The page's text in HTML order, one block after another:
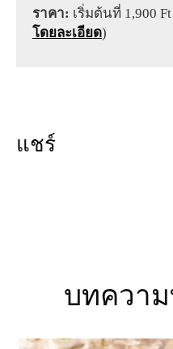
ราคา: เริ่มต้นที่ 1,900 Ft
โดยละเอียด)
แชร์
บทควา